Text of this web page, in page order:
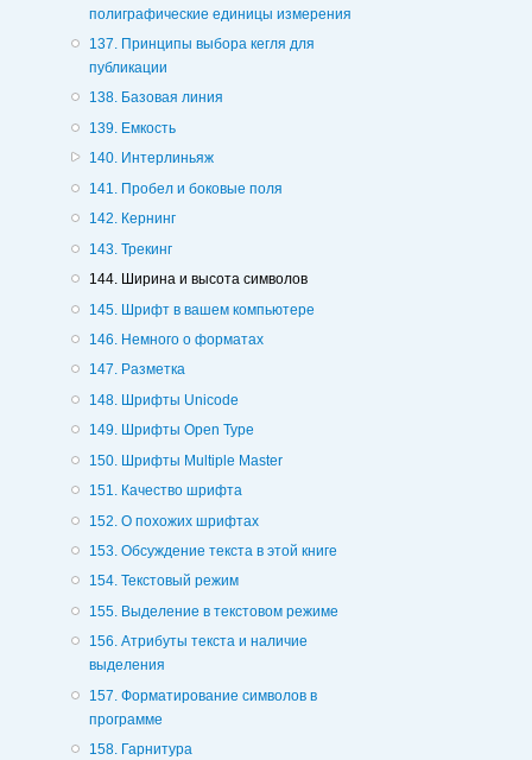
полиграфические единицы измерения
137. Принципы выбора кегля для
публикации
138. Базовая линия
139. Емкость
140. Интерлиньяж
141. Пробел и боковые поля
142. Кернинг
143. Трекинг
144. Ширина и высота символов
145. Шрифт в вашем компьютере
146. Немного о форматах
147. Разметка
148. Шрифты Unicode
149. Шрифты Ореn Туре
150. Шрифты Multiple Master
151. Качество шрифта
152. О похожих шрифтах
153. Обсуждение текста в этой книге
154. Текстовый режим
155. Выделение в текстовом режиме
156. Атрибуты текста и наличие
выделения
157. Форматирование символов в
программе
158. Гарнитура